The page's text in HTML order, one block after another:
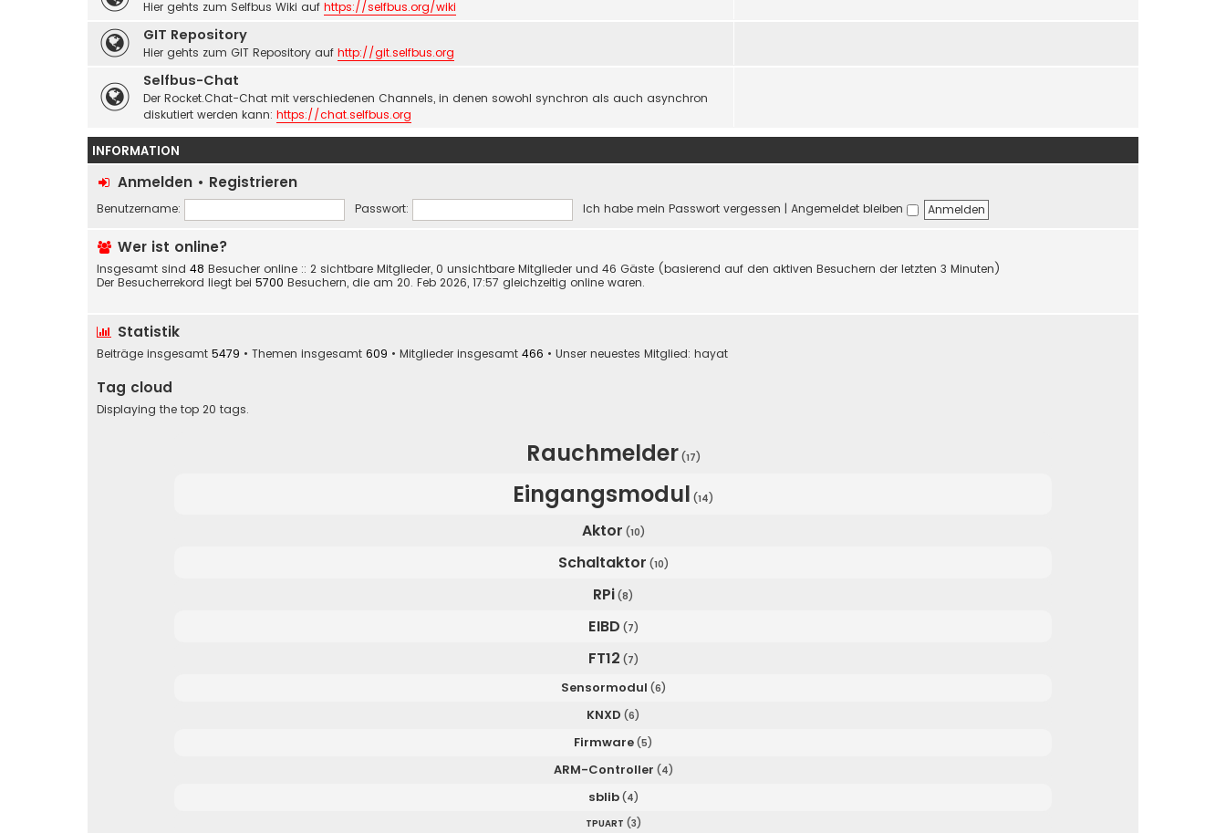
g
Hier gehts zum Selfbus Wiki auf https://selfbus.org/wiki
GIT Repository
Hier gehts zum GIT Repository auf http://git.selfbus.org
Selfbus-Chat
Der Rocket.Chat-Chat mit verschiedenen Channels, in denen sowohl synchron als auch asynchron
diskutiert werden kann: https://chat.selfbus.org
INFORMATION
Anmelden • Registrieren
Benutzername: Passwort: Ich habe mein Passwort vergessen | Angemeldet bleiben
Wer ist online?
Insgesamt sind 48 Besucher online :: 2 sichtbare Mitglieder, 0 unsichtbare Mitglieder und 46 Gäste (basierend auf den aktiven Besuchern der letzten 3 Minuten)
Der Besucherrekord liegt bei 5700 Besuchern, die am 20. Feb 2026, 17:57 gleichzeitig online waren.
Statistik
Beiträge insgesamt 5479 • Themen insgesamt 609 • Mitglieder insgesamt 466 • Unser neuestes Mitglied: hayat
Tag cloud
Displaying the top 20 tags.
Rauchmelder (17)
Eingangsmodul (14)
Aktor (10)
Schaltaktor (10)
RPi (8)
EIBD (7)
FT12 (7)
Sensormodul (6)
KNXD (6)
Firmware (5)
ARM-Controller (4)
sblib (4)
TPUART (3)